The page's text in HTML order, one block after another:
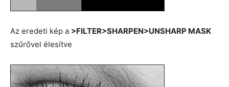
Az eredeti kép a >FILTER>SHARPEN>UNSHARP MASK
szűrővel élesítve